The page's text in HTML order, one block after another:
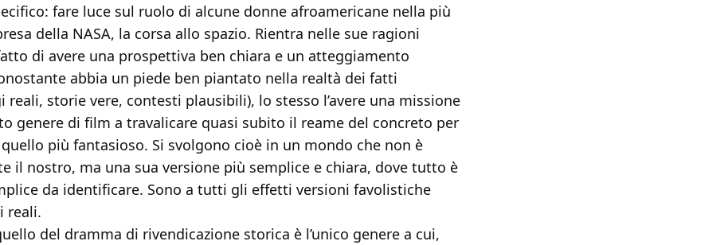
fare luce sul ruolo di alcune donne afroamericane nella più
della NASA, la corsa allo spazio. Rientra nelle sue ragioni
di avere una prospettiva ben chiara e un atteggiamento
abbia un piede ben piantato nella realtà dei fatti
reali, storie vere, contesti plausibili), lo stesso l’avere una missione
genere di film a travalicare quasi subito il reame del concreto per
più fantasioso. Si svolgono cioè in un mondo che non è
il nostro, ma una sua versione più semplice e chiara, dove tutto è
da identificare. Sono a tutti gli effetti versioni favolistiche
reali.
del dramma di rivendicazione storica è l’unico genere a cui,